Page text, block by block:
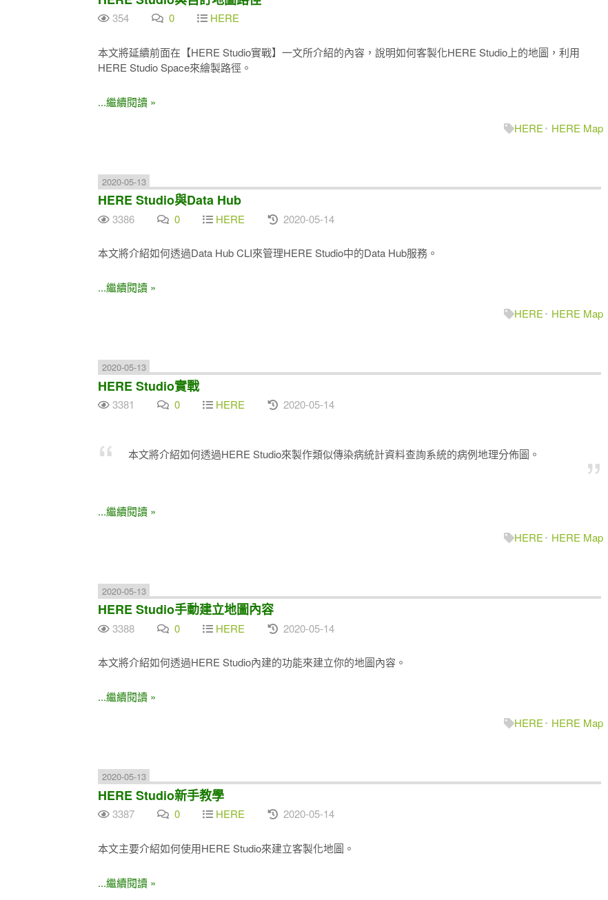
354 0 HERE
本文將延續前面在【HERE Studio實戰】一文所介紹的內容，說明如何客製化HERE Studio上的地圖，利用
HERE Studio Space來繪製路徑。
...繼續閱讀 »
HERE
HERE Map
2020-05-13
HERE Studio與Data Hub
3386 0 HERE 2020-05-14
本文將介紹如何透過Data Hub CLI來管理HERE Studio中的Data Hub服務。
...繼續閱讀 »
HERE
HERE Map
2020-05-13
HERE Studio實戰
3381 0 HERE 2020-05-14
本文將介紹如何透過HERE Studio來製作類似傳染病統計資料查詢系統的病例地理分佈圖。
...繼續閱讀 »
HERE
HERE Map
2020-05-13
HERE Studio手動建立地圖內容
3388 0 HERE 2020-05-14
本文將介紹如何透過HERE Studio內建的功能來建立你的地圖內容。
...繼續閱讀 »
HERE
HERE Map
2020-05-13
HERE Studio新手教學
3387 0 HERE 2020-05-14
本文主要介紹如何使用HERE Studio來建立客製化地圖。
...繼續閱讀 »